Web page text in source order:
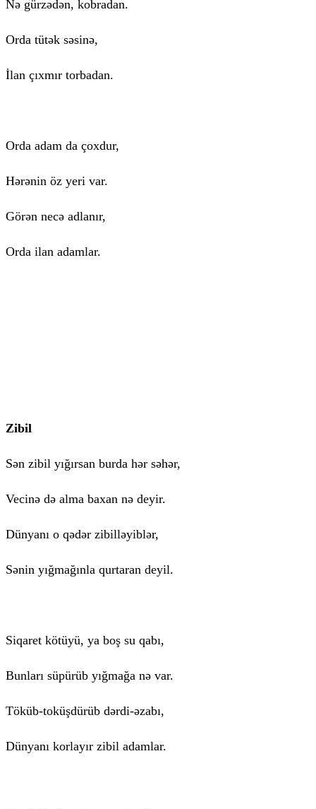
Nə gürzədən, kobradan.
Orda tütək səsinə,
İlan çıxmır torbadan.
Orda adam da çoxdur,
Hərənin öz yeri var.
Görən necə adlanır,
Orda ilan adamlar.
Zibil
Sən zibil yığırsan burda hər səhər,
Vecinə də alma baxan nə deyir.
Dünyanı o qədər zibilləyiblər,
Sənin yığmağınla qurtaran deyil.
Siqaret kötüyü, ya boş su qabı,
Bunları süpürüb yığmağa nə var.
Töküb-toküşdürüb dərdi-əzabı,
Dünyanı korlayır zibil adamlar.